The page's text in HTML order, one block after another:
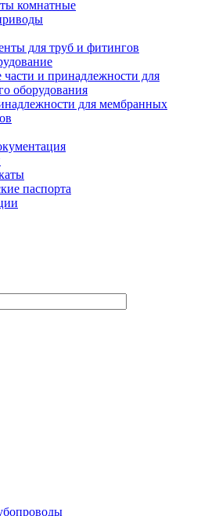
комнатные
для труб и фитингов
части и принадлежности для
оборудования
для мембранных
паспорта